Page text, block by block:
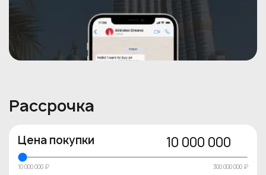
Рассрочка
Цена покупки 10 000 000
10 000 000 ₽ 300 000 000 ₽